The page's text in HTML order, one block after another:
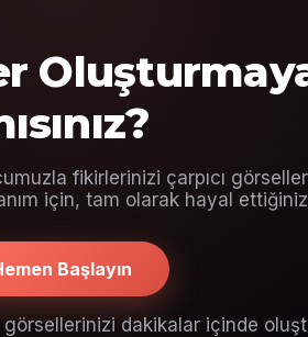
fikirlerinizi çarpıcı
için, tam olarak hayal
Başlayın
görsellerinizi dakikalar içinde